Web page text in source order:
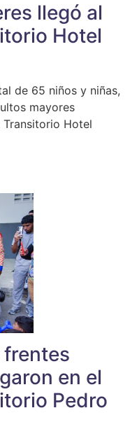
llegó al
Hotel
de 65 niños y niñas,
mayores
Transitorio Hotel
en el
Pedro